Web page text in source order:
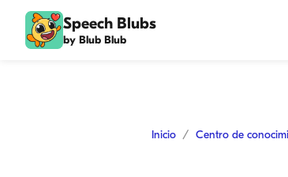
Speech Blubs
by Blub Blub
Inicio Centro de